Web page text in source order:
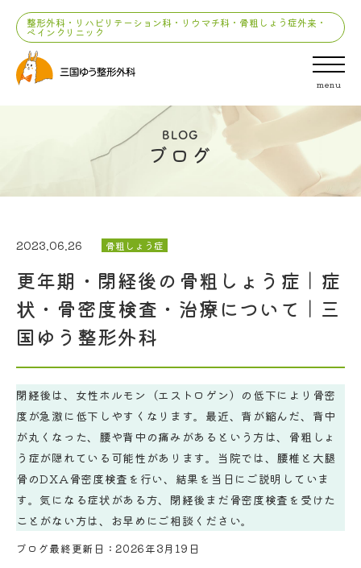
整形外科・リハビリテーション科・リウマチ科・骨粗しょう症外来・
ペインクリニック
menu
BLOG
ブログ
2023.06.26 骨粗しょう症
更年期・閉経後の骨粗しょう症｜症
状・骨密度検査・治療について｜三
国ゆう整形外科
閉経後は、女性ホルモン（エストロゲン）の低下により骨密
度が急激に低下しやすくなります。最近、背が縮んだ、背中
が丸くなった、腰や背中の痛みがあるという方は、骨粗しょ
う症が隠れている可能性があります。当院では、腰椎と大腿
骨のDXA骨密度検査を行い、結果を当日にご説明していま
す。気になる症状がある方、閉経後まだ骨密度検査を受けた
ことがない方は、お早めにご相談ください。
ブログ最終更新日：2026年3月19日